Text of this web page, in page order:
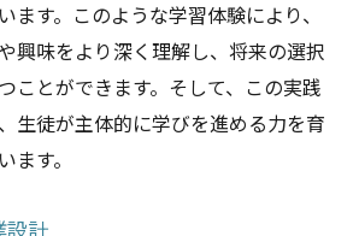
ます。このような学習体験により、
興味をより深く理解し、将来の選択
ことができます。そして、この実践
生徒が主体的に学びを進める力を育
す。